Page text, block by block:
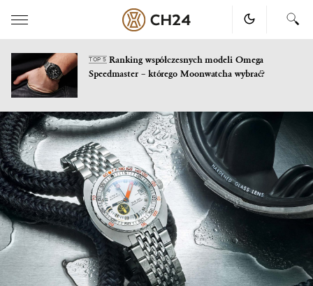
Skip
to
content
TOP 5Ranking współczesnych modeli Omega
Speedmaster – którego Moonwatcha wybrać?